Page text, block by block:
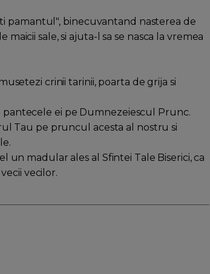
pamantul", binecuvantand nasterea de
sale, si ajuta-l sa se nasca la vremea
crinii tarinii, poarta de grija si
ei pe Dumnezeiescul Prunc.
Tau pe pruncul acesta al nostru si
un madular ales al Sfintei Tale Biserici, ca
vecilor.